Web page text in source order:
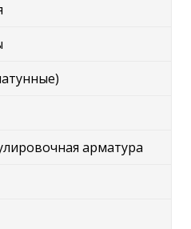
арматура